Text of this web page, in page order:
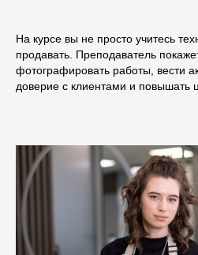
На курсе вы не просто учитесь
продавать. Преподаватель
фотографировать работы, вести
доверие с клиентами и повышать